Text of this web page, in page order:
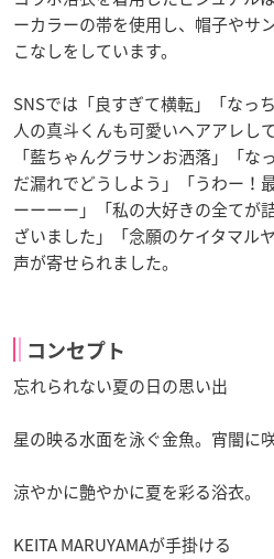
ーカラーの帯を使用し、帽子やサ
こなしをしています。
SNSでは「良すぎて横転」「なっ
人の真斗くんも可愛いヘアアレし
「藍ちゃんグラサンお洒落」「な
だ漏れでどうしよう」「うわー！
ーーーー」「私の大好きの全てが
ざいました」「念願のケイタマル
声が寄せられました。
コンセプト
忘れられない夏の日の思い出
星の映る水面を泳ぐ金魚。宵闇に
涼やかに艶やかに夏を彩る浴衣。
KEITA MARUYAMAが手掛ける